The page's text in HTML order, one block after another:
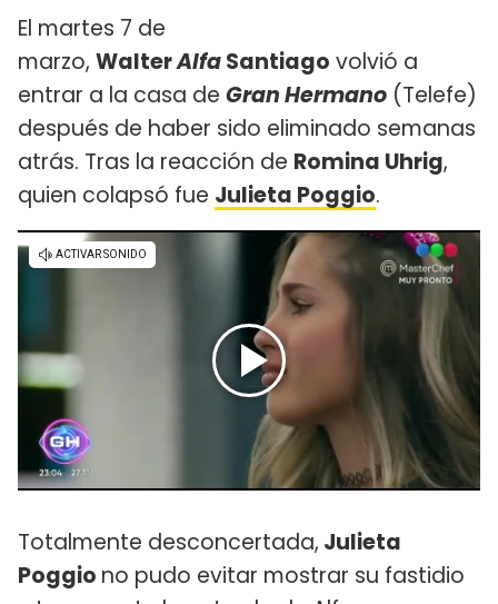
El martes 7 de
marzo, WalterAlfaSantiago volvió a
entrar a la casa de Gran Hermano (Telefe)
después de haber sido eliminado semanas
atrás. Tras la reacción de Romina Uhrig,
quien colapsó fue Julieta Poggio.
Totalmente desconcertada, Julieta
Poggio no pudo evitar mostrar su fastidio